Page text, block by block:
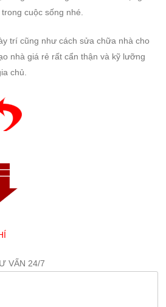
cuộc sống nhé.
trí cũng như cách sửa chữa nhà cho
nhà giá rẻ rất cẩn thận và kỹ lưỡng
chủ.
VẤN 24/7